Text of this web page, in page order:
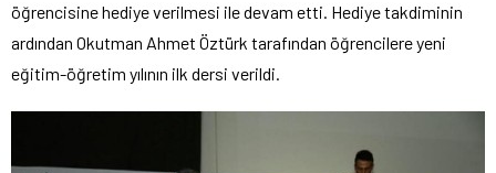
öğrencisine hediye verilmesi ile devam etti. Hediye takdiminin
ardından Okutman Ahmet Öztürk tarafından öğrencilere yeni
eğitim-öğretim yılının ilk dersi verildi.